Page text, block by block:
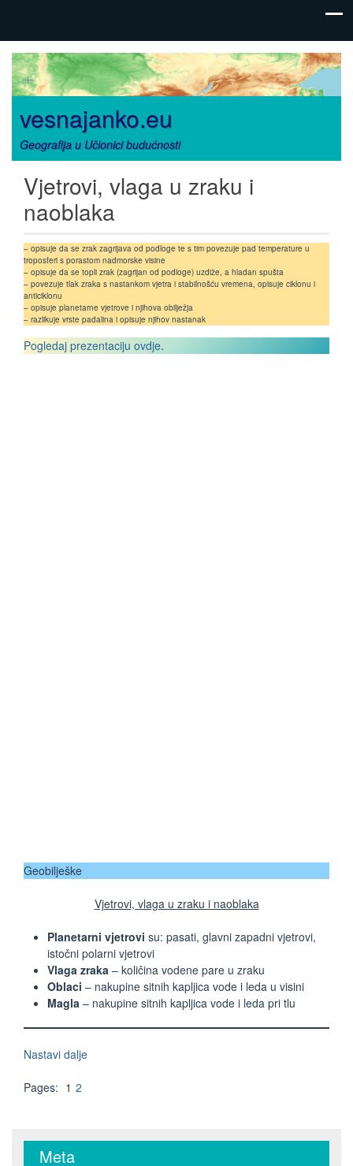
vesnajanko.eu
Geografija u Učionici budućnosti
Vjetrovi, vlaga u zraku i
naoblaka
– opisuje da se zrak zagrijava od podloge te s tim povezuje pad temperature u
troposferi s porastom nadmorske visine
– opisuje da se topli zrak (zagrijan od podloge) uzdiže, a hladan spušta
– povezuje tlak zraka s nastankom vjetra i stabilnošću vremena, opisuje ciklonu i
anticiklonu
– opisuje planetarne vjetrove i njihova obilježja
– razlikuje vrste padalina i opisuje njihov nastanak
Pogledaj prezentaciju ovdje.
Geobilješke
Vjetrovi, vlaga u zraku i naoblaka
Planetarni vjetrovi su: pasati, glavni zapadni vjetrovi,
istočni polarni vjetrovi
Vlaga zraka – količina vodene pare u zraku
Oblaci – nakupine sitnih kapljica vode i leda u visini
Magla – nakupine sitnih kapljica vode i leda pri tlu
Nastavi dalje
Pages: Page
1 ,Page
2
Meta